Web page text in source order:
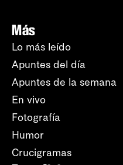
Más
Lo más leído
Apuntes del día
Apuntes de la semana
En vivo
Fotografía
Humor
Crucigramas